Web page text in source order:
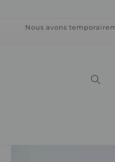
contenu
Nous avons